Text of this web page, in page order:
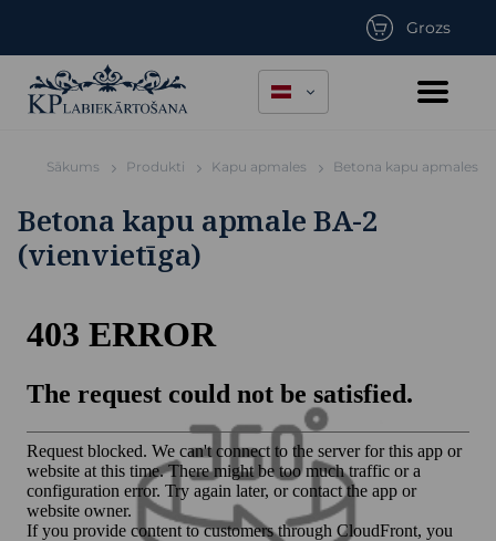
Grozs
Sākums Produkti Kapu apmales Betona kapu apmales
Betona kapu apmale BA-2
(vienvietīga)